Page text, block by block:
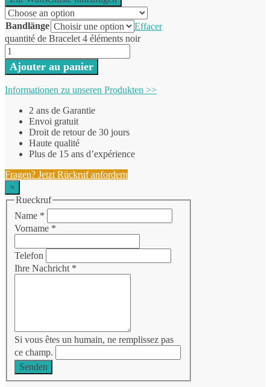
Bandlänge
Effacer
quantité de Bracelet 4 éléments noir
Ajouter au panier
Informationen zu unseren Produkten >>
2 ans de Garantie
Envoi gratuit
Droit de retour de 30 jours
Haute qualité
Plus de 15 ans d’expérience
Fragen? Jetzt Rückruf anfordern
×
Rueckruf
Name *
Vorname *
Telefon
Ihre Nachricht *
Si vous êtes un humain, ne remplissez pas
ce champ.
Senden